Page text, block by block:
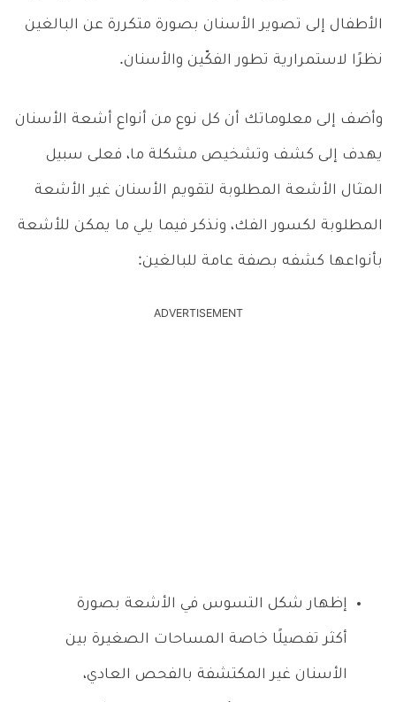
الأطفال إلى تصوير الأسنان بصورة متكررة عن البالغين
نظرًا لاستمرارية تطور الفكّين والأسنان.
وأضف إلى معلوماتك أن كل نوع من أنواع أشعة الأسنان
يهدف إلى كشف وتشخيص مشكلة ما، فعلى سبيل
المثال الأشعة المطلوبة لتقويم الأسنان غير الأشعة
المطلوبة لكسور الفك، ونذكر فيما يلي ما يمكن للأشعة
بأنواعها كشفه بصفة عامة للبالغين:
ADVERTISEMENT
إظهار شكل التسوس في الأشعة بصورة
أكثر تفصيلًا خاصة المساحات الصغيرة بين
الأسنان غير المكتشفة بالفحص العادي،